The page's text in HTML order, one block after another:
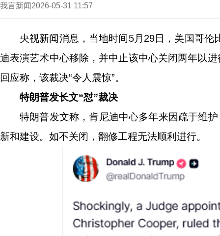
我言新闻 2026-05-31 11:57
央视新闻消息，当地时间5月29日，美国哥
迪表演艺术中心移除，并中止该中心关闭两年以
回应称，该裁决“令人震惊”。
特朗普发长文“怼”裁决
特朗普发文称，肯尼迪中心多年来因疏于维
新和建设。如不关闭，翻修工程无法顺利进行。